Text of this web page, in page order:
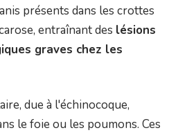
présents dans les crottes
entraînant des lésions
graves chez les
due à l'échinocoque,
le foie ou les poumons. Ces